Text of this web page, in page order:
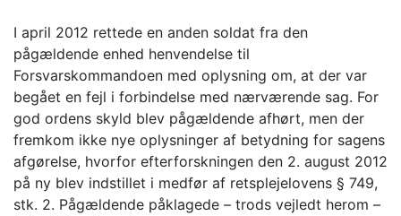
I april 2012 rettede en anden soldat fra den
pågældende enhed henvendelse til
Forsvarskommandoen med oplysning om, at der var
begået en fejl i forbindelse med nærværende sag. For
god ordens skyld blev pågældende afhørt, men der
fremkom ikke nye oplysninger af betydning for sagens
afgørelse, hvorfor efterforskningen den 2. august 2012
på ny blev indstillet i medfør af retsplejelovens § 749,
stk. 2. Pågældende påklagede – trods vejledt herom –